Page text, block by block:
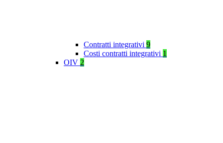
Contratti integrativi 9
Costi contratti integrativi 1
OIV 2